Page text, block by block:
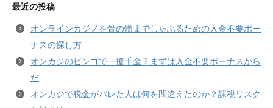
最近の投稿
オンラインカジノを骨の髄までしゃぶるための入金不要ボー
ナスの探し方
オンカジのビンゴで一攫千金？まずは入金不要ボーナスから
だ
オンカジで税金がバレた人は何を間違えたのか？課税リスク